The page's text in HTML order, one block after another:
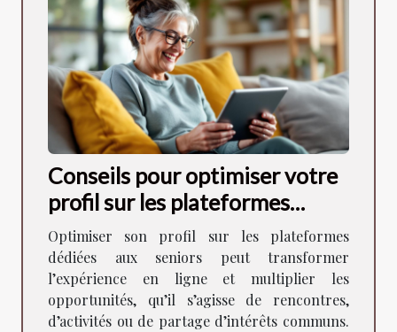
Conseils pour optimiser votre
profil sur les plateformes
dédiées aux seniors
Optimiser son profil sur les plateformes
dédiées aux seniors peut transformer
l’expérience en ligne et multiplier les
opportunités, qu’il s’agisse de rencontres,
d’activités ou de partage d’intérêts communs.